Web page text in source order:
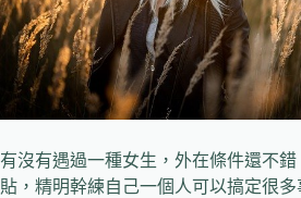
有沒有遇過一種女生，外在條件還不
貼，精明幹練自己一個人可以搞定很